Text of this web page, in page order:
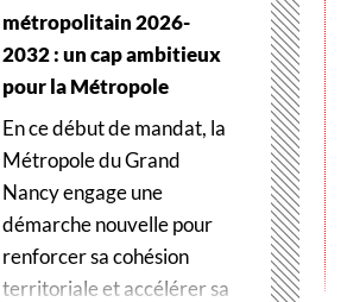
métropolitain 2026-
2032 : un cap ambitieux
pour la Métropole
En ce début de mandat, la
Métropole du Grand
Nancy engage une
démarche nouvelle pour
renforcer sa cohésion
territoriale et accélérer sa